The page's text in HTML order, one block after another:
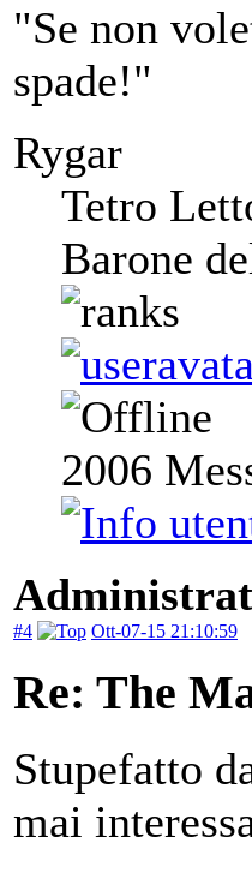
"Se non
spade!"
Rygar
Tetro
Barone
2006
#4 Ott-07-15 21:10:59
Re: The
Stupefatto
mai